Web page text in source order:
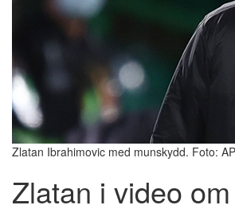
Zlatan Ibrahimovic med munskydd. Foto:
Zlatan i video